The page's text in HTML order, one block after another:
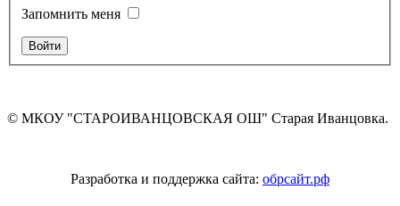
Запомнить меня
© МКОУ "СТАРОИВАНЦОВСКАЯ ОШ" Старая Иванцовка.
Разработка и поддержка сайта: обрсайт.рф